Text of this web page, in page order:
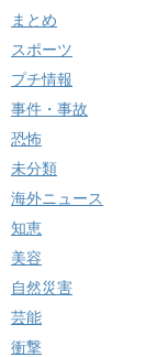
まとめ
スポーツ
プチ情報
事件・事故
恐怖
未分類
海外ニュース
知恵
美容
自然災害
芸能
衝撃